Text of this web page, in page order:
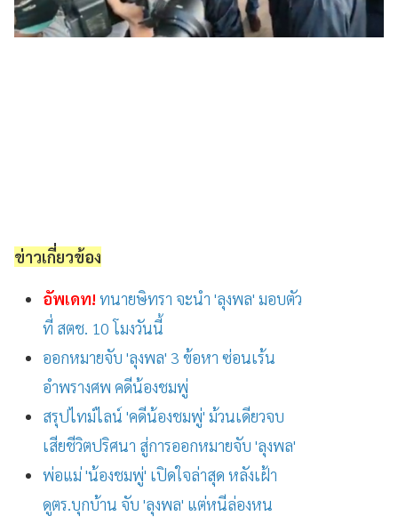
ข่าวเกี่ยวข้อง
อัพเดท! ทนายษิทรา จะนำ 'ลุงพล' มอบตัว
ที่ สตช. 10 โมงวันนี้
ออกหมายจับ 'ลุงพล' 3 ข้อหา ซ่อนเร้น
อำพรางศพ คดีน้องชมพู่
สรุปไทม์ไลน์ 'คดีน้องชมพู่' ม้วนเดียวจบ
เสียชีวิตปริศนา สู่การออกหมายจับ 'ลุงพล'
พ่อแม่ 'น้องชมพู่' เปิดใจล่าสุด หลังเฝ้า
ดูตร.บุกบ้าน จับ 'ลุงพล' แต่หนีล่องหน